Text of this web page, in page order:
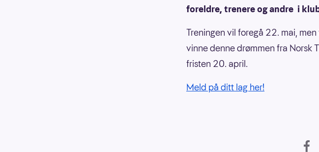
foreldre, trenere og andre i
Treningen vil foregå 22. mai,
vinne denne drømmen fra Norsk
fristen 20. april.
Meld på ditt lag her!